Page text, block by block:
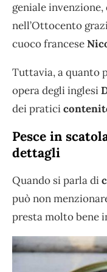
geniale
nell’Ottocento
cuoco francese
Tuttavia, a quanto
opera degli inglesi
dei pratici
Pesce in
dettagli
Quando si parla di
può non
presta molto bene